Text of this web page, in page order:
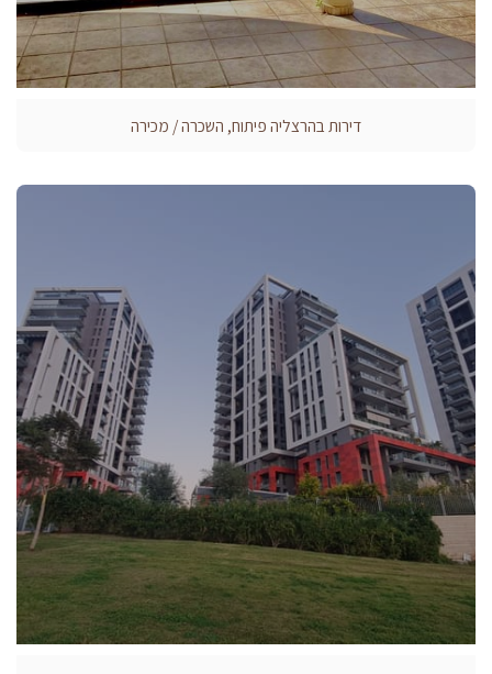
דירות בהרצליה פיתוח, השכרה / מכירה